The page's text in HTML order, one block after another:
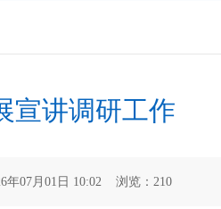
宣讲调研工作
07月01日 10:02 浏览： 210